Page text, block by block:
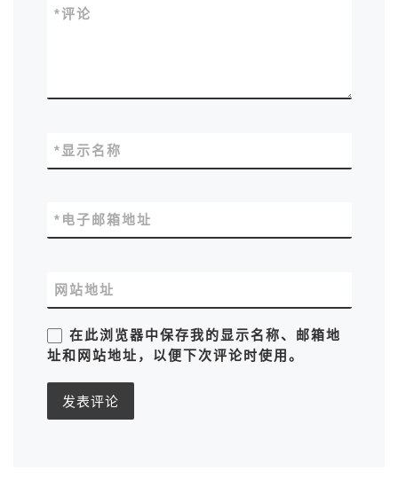
评论
*
显示名称
*
电子邮箱地址
*
网站地址
在此浏览器中保存我的显示名称、邮箱地
址和网站地址，以便下次评论时使用。